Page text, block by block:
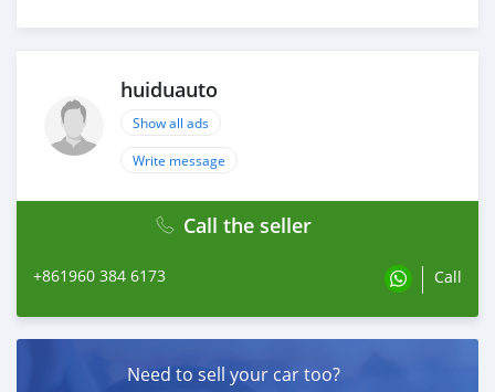
Агар маъқул кардед ва мехоҳед мошин харидед, ба
huiduauto
Show all ads
Write message
Call the seller
+861960 384 6173 Call
Need to sell your car too?